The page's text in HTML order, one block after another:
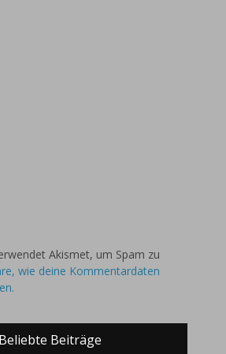
Akismet, um Spam zu
wie deine Kommentardaten
Beliebte Beiträge